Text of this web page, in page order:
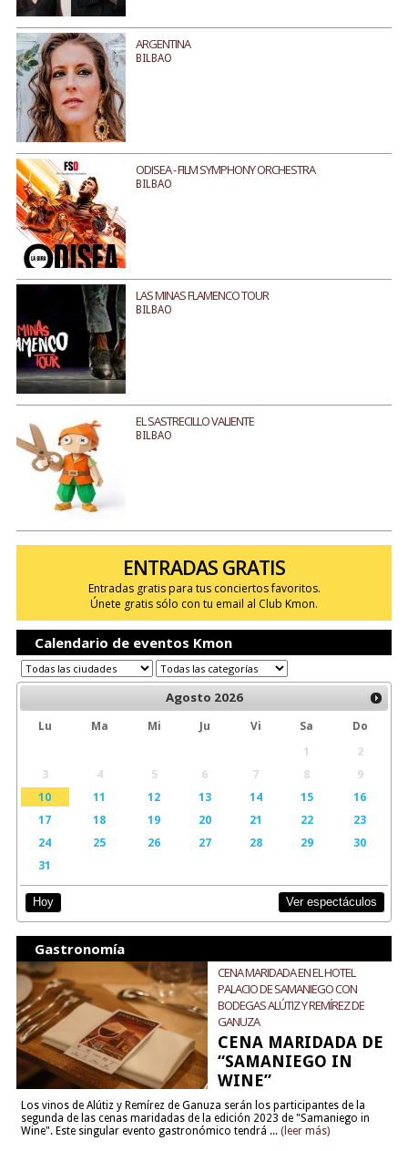
ARGENTINA
BILBAO
ODISEA - FILM SYMPHONY ORCHESTRA
BILBAO
LAS MINAS FLAMENCO TOUR
BILBAO
EL SASTRECILLO VALIENTE
BILBAO
ENTRADAS GRATIS
Entradas gratis para tus conciertos favoritos.
Únete gratis sólo con tu email al Club Kmon.
Calendario de eventos Kmon
Agosto 2026
Lu Ma Mi Ju Vi Sa
Do
1
2
3
4 5 6 7 8
9
10
11 12 13 14 15
16
17
18 19 20 21 22
23
24
25 26 27 28 29
30
31
Hoy Ver espectáculos
Gastronomía
CENA MARIDADA EN EL HOTEL
PALACIO DE SAMANIEGO CON
BODEGAS ALÚTIZ Y REMÍREZ DE
GANUZA
CENA MARIDADA DE
“SAMANIEGO IN
WINE”
Los vinos de Alútiz y Remírez de Ganuza serán los participantes de la
segunda de las cenas maridadas de la edición 2023 de "Samaniego in
Wine". Este singular evento gastronómico tendrá ... (leer más)